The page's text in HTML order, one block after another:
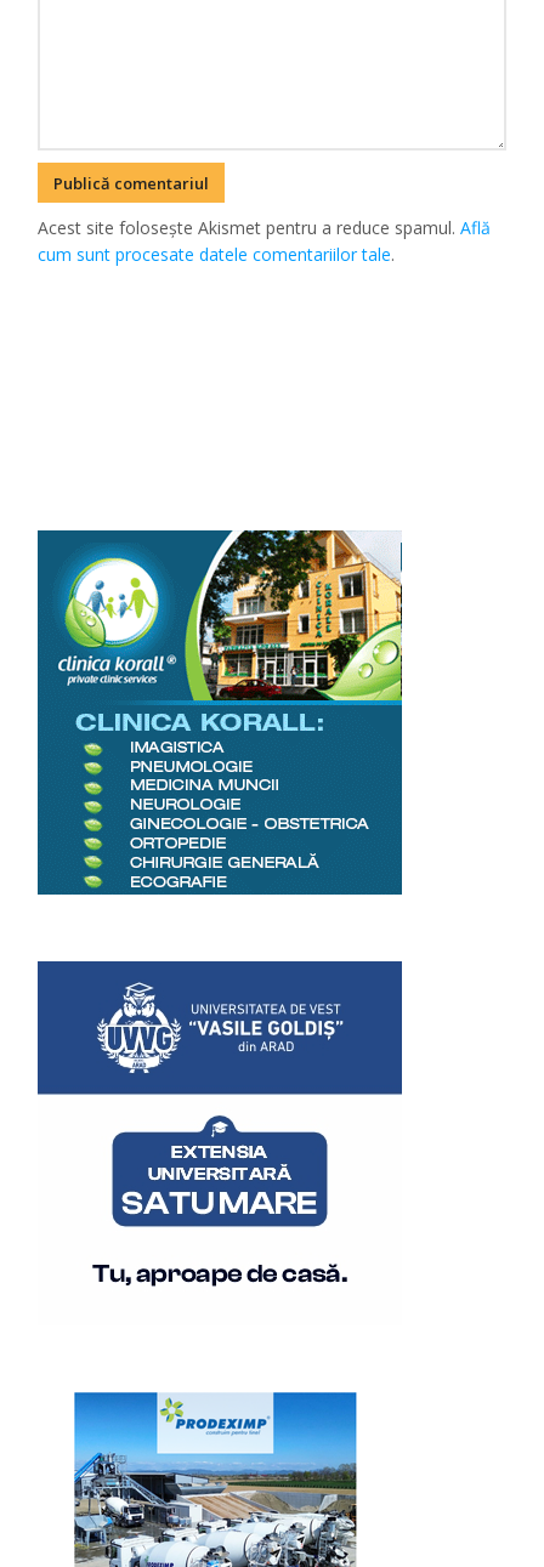
Acest site folosește Akismet pentru a reduce spamul.Află
cum sunt procesate datele comentariilor tale.